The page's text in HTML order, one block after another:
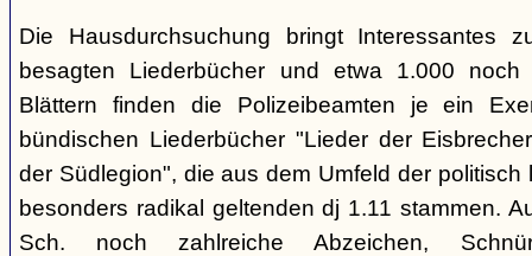
Die Hausdurchsuchung bringt Interessantes
besagten Liederbücher und etwa 1.000 noch
Blättern finden die Polizeibeamten je ein
bündischen Liederbücher "Lieder der
der Südlegion", die aus dem Umfeld der
besonders radikal geltenden dj 1.11 stammen.
Sch. noch zahlreiche Abzeichen,